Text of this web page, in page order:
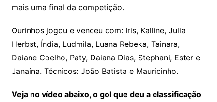
mais uma final da competição.
Ourinhos jogou e venceu com: Iris, Kalline, Julia
Herbst, Índia, Ludmila, Luana Rebeka, Tainara,
Daiane Coelho, Paty, Daiana Dias, Stephani, Ester e
Janaína. Técnicos: João Batista e Mauricinho.
Veja no vídeo abaixo, o gol que deu a classificação